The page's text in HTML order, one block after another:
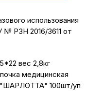
использования
РЗН 2016/3611 от
вес 2,8кг
медицинская
"ШАРЛОТТА" 100шт/уп